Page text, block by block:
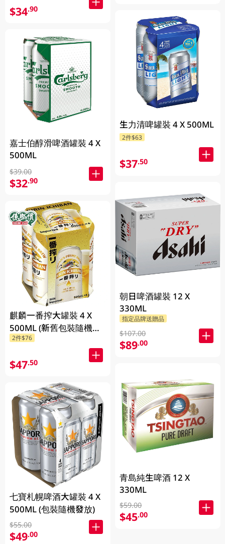
$34.90
嘉士伯醇滑啤酒罐裝 4 X
500ML
$39.00
$32.90
麒麟一番搾大罐裝 4 X
500ML (新舊包裝隨機發
貨)
2件$76
$47.50
七寶札幌啤酒大罐裝 4 X
500ML (包裝隨機發放)
$55.00
$49.00
生力清啤罐裝 4 X 500ML
2件$63
$37.50
朝日啤酒罐裝 12 X
330ML
指定品牌送贈品
$107.00
$89.00
青島純生啤酒 12 X
330ML
$59.00
$45.00